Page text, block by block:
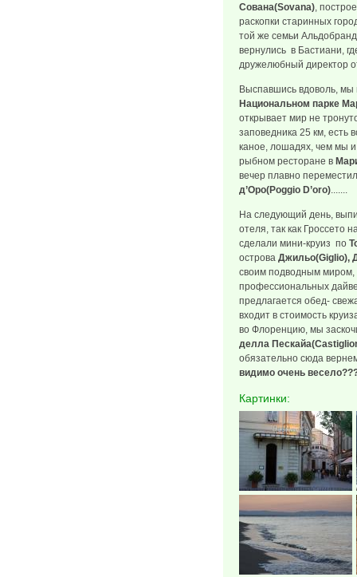
Сована(Sovana),
раскопки старинных
той же семьи
вернулись в Бастиани,
дружелюбный директор
Выспавшись вдоволь, мы
Национальном парке
открывает мир не
заповедника 25 км, есть
каное, лошадях, чем мы
рыбном ресторане в
вечер плавно
д’Оро(Poggio D’oro).......
На следующий день,
отеля, так как Гроссето
сделали мини-круиз по
острова Джильо(Giglio),
своим подводным миром,
профессиональных
предлагается обед-
входит в стоимость
во Флоренцию, мы
делла
обязательно сюда
видимо очень
Картинки: